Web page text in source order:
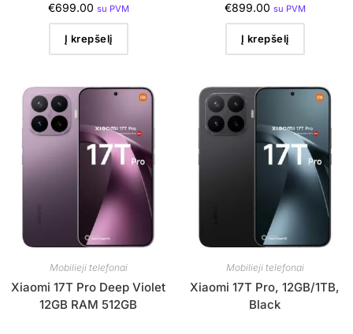
€699.00 su PVM
Į krepšelį
€899.00 su PVM
Į krepšelį
Mobilieji telefonai
Xiaomi 17T Pro Deep Violet
12GB RAM 512GB
Mobilieji telefonai
Xiaomi 17T Pro, 12GB/1TB,
Black